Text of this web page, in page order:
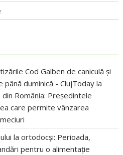
Cod Galben de caniculă și
până duminică - ClujToday la
România: Președintele
care permite vânzarea
la ortodocși: Perioada,
pentru o alimentație